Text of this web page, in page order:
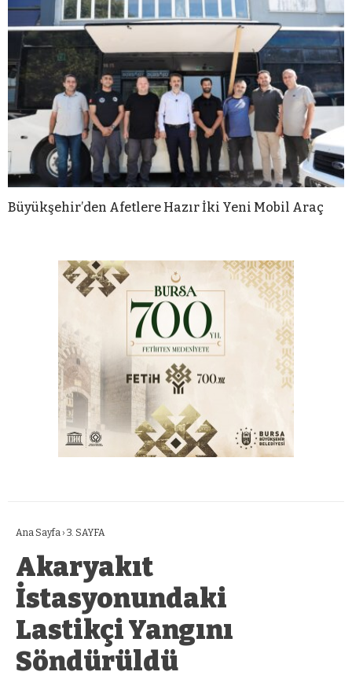
Büyükşehir’den Afetlere Hazır İki Yeni Mobil Araç
Ana Sayfa › 3. SAYFA
Akaryakıt
İstasyonundaki
Lastikçi Yangını
Söndürüldü